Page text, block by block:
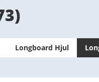
)
Longboard Hjul